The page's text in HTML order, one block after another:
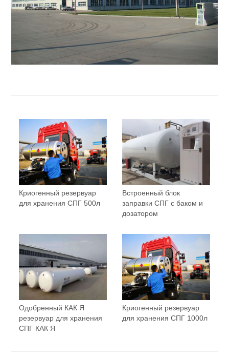
Криогенный резервуар
для хранения СПГ 500л
Встроенный блок
заправки СПГ с баком и
дозатором
Одобренный КАК Я
резервуар для хранения
СПГ КАК Я
Криогенный резервуар
для хранения СПГ 1000л